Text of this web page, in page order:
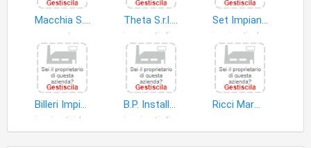
Macchia S.r.l
coperture
Theta S.r.l. Societa' Unipersonale
Set Impianti S.r.l
Billeri Impianti Tecnologici di Billeri Simone
B.P. Installazione e Manutenzione IMP. Idrotermosanitari Ed Elettrici di Bozzi Paolo
Ricci Marmi e Graniti S.n.c. di Pieranna Ricci & C